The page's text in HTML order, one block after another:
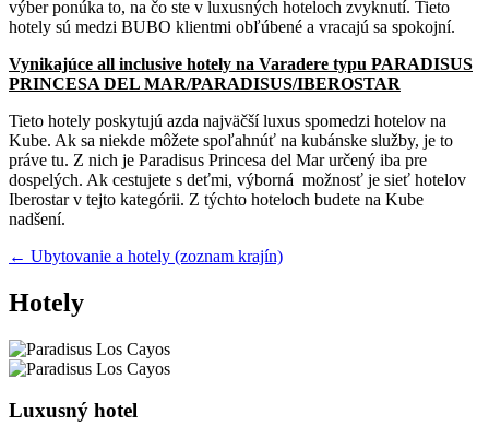
výber ponúka to, na čo ste v luxusných hoteloch zvyknutí. Tieto
hotely sú medzi BUBO klientmi obľúbené a vracajú sa spokojní.
Vynikajúce all inclusive hotely na Varadere typu PARADISUS
PRINCESA DEL MAR/PARADISUS/IBEROSTAR
Tieto hotely poskytujú azda najväčší luxus spomedzi hotelov na
Kube. Ak sa niekde môžete spoľahnúť na kubánske služby, je to
práve tu. Z nich je Paradisus Princesa del Mar určený iba pre
dospelých. Ak cestujete s deťmi, výborná možnosť je sieť hotelov
Iberostar v tejto kategórii. Z týchto hoteloch budete na Kube
nadšení.
← Ubytovanie a hotely (zoznam krajín)
Hotely
Luxusný hotel